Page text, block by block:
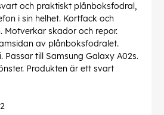
och praktiskt plånboksfodral,
i sin helhet. Kortfack och
Motverkar skador och repor.
av plånboksfodralet.
Passar till Samsung Galaxy A02s.
Produkten är ett svart